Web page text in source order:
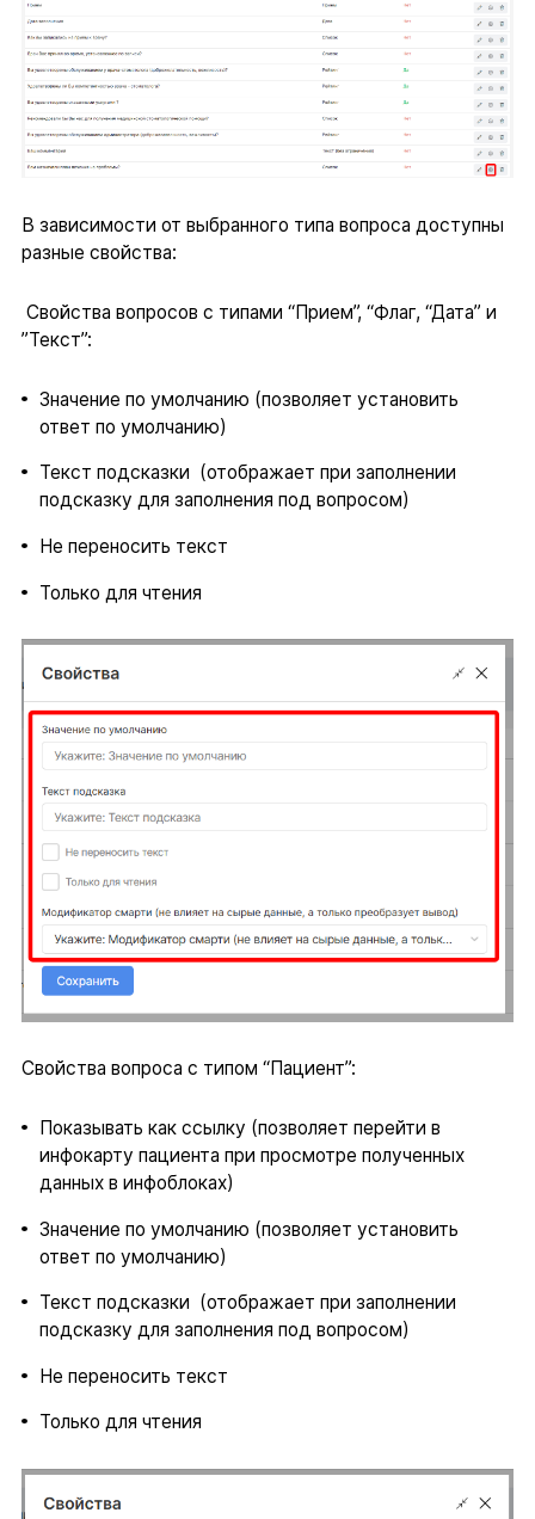
В зависимости от выбранного типа вопроса доступны
разные свойства:
Свойства вопросов с типами “Прием”, “Флаг, “Дата” и
”Текст”:
Значение по умолчанию (позволяет установить
ответ по умолчанию)
Текст подсказки (отображает при заполнении
подсказку для заполнения под вопросом)
Не переносить текст
Только для чтения
Свойства вопроса с типом “Пациент”:
Показывать как ссылку (позволяет перейти в
инфокарту пациента при просмотре полученных
данных в инфоблоках)
Значение по умолчанию (позволяет установить
ответ по умолчанию)
Текст подсказки (отображает при заполнении
подсказку для заполнения под вопросом)
Не переносить текст
Только для чтения